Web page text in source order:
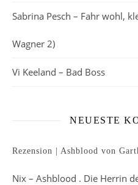
Sabrina Pesch – Fahr wohl,
Wagner 2)
Vi Keeland – Bad Boss
NEUESTE
Rezension | Ashblood von
Nix – Ashblood . Die Herrin